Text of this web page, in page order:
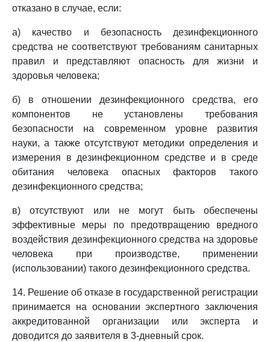
отказано в случае, если:
а) качество и безопасность дезинфекционного
средства не соответствуют требованиям санитарных
правил и представляют опасность для жизни и
здоровья человека;
б) в отношении дезинфекционного средства, его
компонентов не установлены требования
безопасности на современном уровне развития
науки, а также отсутствуют методики определения и
измерения в дезинфекционном средстве и в среде
обитания человека опасных факторов такого
дезинфекционного средства;
в) отсутствуют или не могут быть обеспечены
эффективные меры по предотвращению вредного
воздействия дезинфекционного средства на здоровье
человека при производстве, применении
(использовании) такого дезинфекционного средства.
14. Решение об отказе в государственной регистрации
принимается на основании экспертного заключения
аккредитованной организации или эксперта и
доводится до заявителя в 3-дневный срок.